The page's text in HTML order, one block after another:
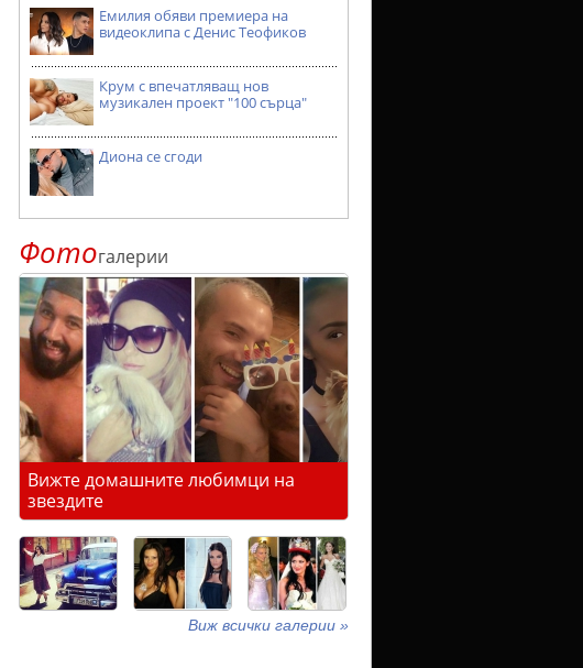
Емилия обяви премиера на
видеоклипа с Денис Теофиков
Крум с впечатляващ нов
музикален проект "100 сърца"
Диона се сгоди
Фотогалерии
Вижте домашните любимци на
звездите
Виж всички галерии »